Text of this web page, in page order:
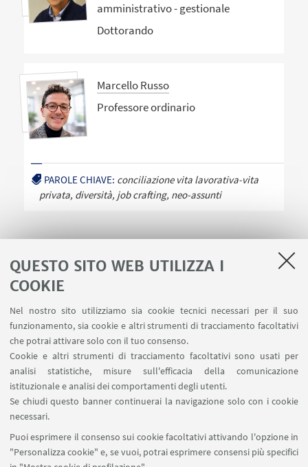
QUESTO SITO WEB UTILIZZA I
COOKIE
Nel nostro sito utilizziamo sia cookie tecnici necessari per il suo
funzionamento, sia cookie e altri strumenti di tracciamento facoltativi
che potrai attivare solo con il tuo consenso.
Cookie e altri strumenti di tracciamento facoltativi sono usati per
analisi statistiche, misure sull'efficacia della comunicazione
istituzionale e analisi dei comportamenti degli utenti.
Se chiudi questo banner continuerai la navigazione solo con i cookie
necessari.
Puoi esprimere il consenso sui cookie facoltativi attivando l'opzione in
"Personalizza cookie" e, se vuoi, potrai esprimere consensi più specifici
amministrativo - gestionale
Dottorando
Marcello Russo
Professore ordinario
PAROLE CHIAVE: conciliazione vita lavorativa-vita
privata, diversità, job crafting, neo-assunti
Area riservata
Contatti
SEGUI IL DIPARTIMENTO SU:
SEGUI UNIBO SU: